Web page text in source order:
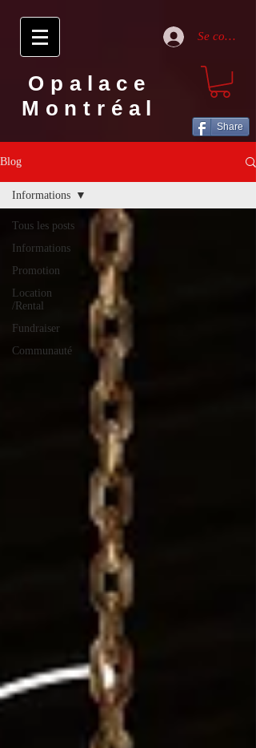
Se connecter
Opalace
Montréal
Share
Blog
Tous les posts
Informations
Promotion
Location
/Rental
Fundraiser
Communauté
Informations